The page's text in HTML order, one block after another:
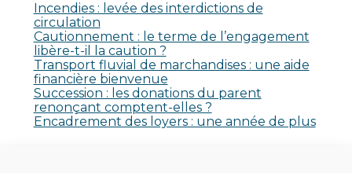
Incendies : levée des interdictions de
circulation
Cautionnement : le terme de l’engagement
libère-t-il la caution ?
Transport fluvial de marchandises : une aide
financière bienvenue
Succession : les donations du parent
renonçant comptent-elles ?
Encadrement des loyers : une année de plus